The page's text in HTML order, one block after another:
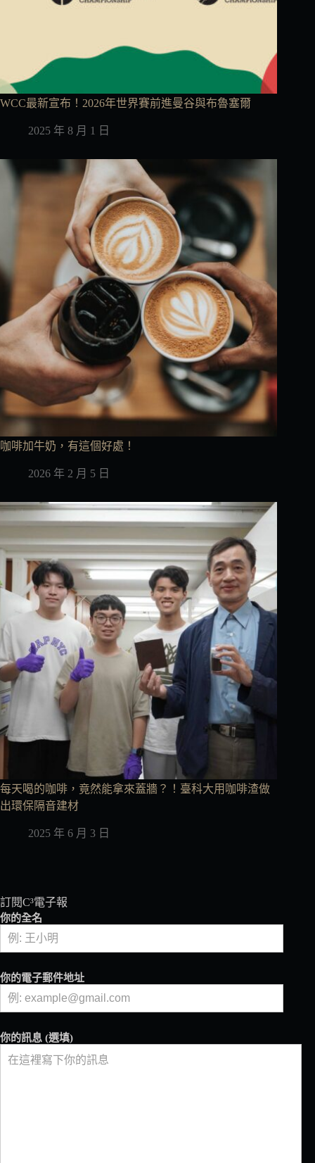
WCC最新宣布！2026年世界賽前進曼谷與布魯塞爾
2025 年 8 月 1 日
咖啡加牛奶，有這個好處！
2026 年 2 月 5 日
每天喝的咖啡，竟然能拿來蓋牆？！臺科大用咖啡渣做
出環保隔音建材
2025 年 6 月 3 日
訂閱C³電子報
你的全名
你的電子郵件地址
你的訊息 (選填)